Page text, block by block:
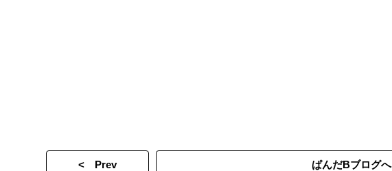
< Prev ぱんだBブログへ